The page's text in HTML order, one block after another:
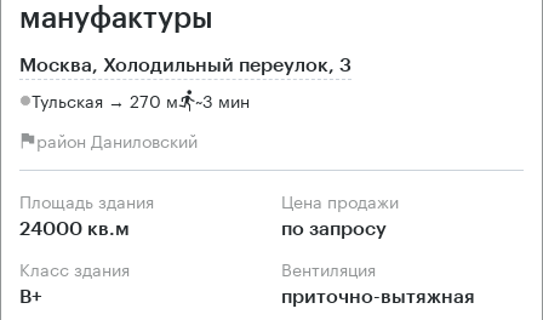
мануфактуры
Москва, Холодильный переулок, 3
Тульская → 270 м ~3 мин
район Даниловский
Площадь здания
24000 кв.м
Цена продажи
по запросу
Класс здания
B+
Вентиляция
приточно-вытяжная